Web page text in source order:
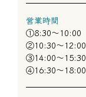
営業時間
①8:30〜10:00
②10:30〜12:00
③14:00〜15:30
④16:30〜18:00